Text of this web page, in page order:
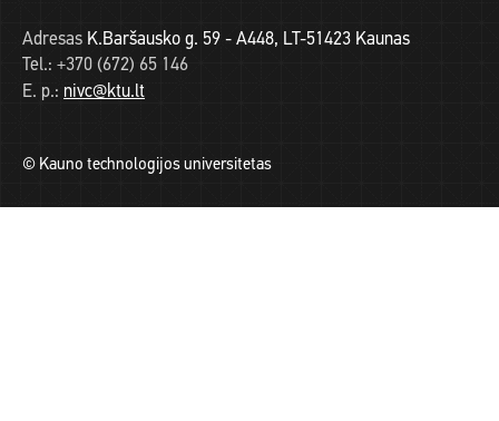
Adresas K.Baršausko g. 59 - A448, LT-51423 Kaunas
Tel.: +370 (672) 65 146
E. p.: nivc@ktu.lt
© Kauno technologijos universitetas